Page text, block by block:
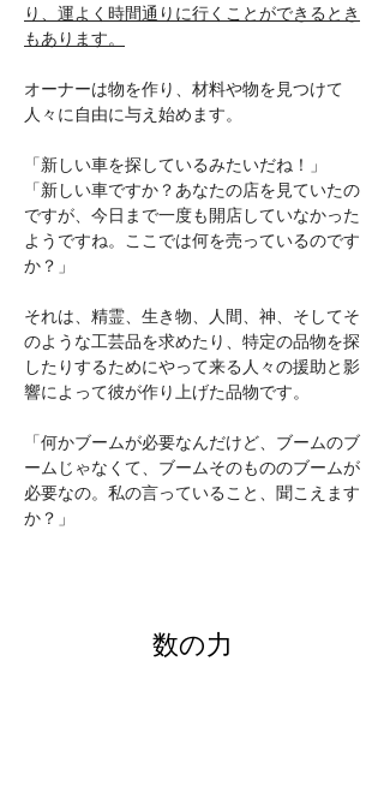
り、運よく時間通りに行くことができるとき
もあります。
オーナーは物を作り、材料や物を見つけて
人々に自由に与え始めます。
「新しい車を探しているみたいだね！」
「新しい車ですか？あなたの店を見ていたの
ですが、今日まで一度も開店していなかった
ようですね。ここでは何を売っているのです
か？」
それは、精霊、生き物、人間、神、そしてそ
のような工芸品を求めたり、特定の品物を探
したりするためにやって来る人々の援助と影
響によって彼が作り上げた品物です。
「何かブームが必要なんだけど、ブームのブ
ームじゃなくて、ブームそのもののブームが
必要なの。私の言っていること、聞こえます
か？」
数の力